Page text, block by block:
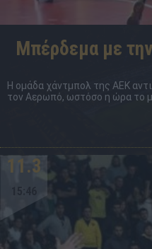
Μπέρδεμα με
Η ομάδα χάντμπολ της ΑΕΚ
τον Αερωπό, ωστόσο η ώρα το
11.3